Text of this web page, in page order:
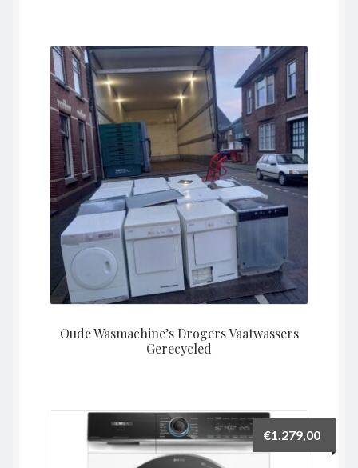
Oude Wasmachine’s Drogers Vaatwassers
Gerecycled
€1.279,00